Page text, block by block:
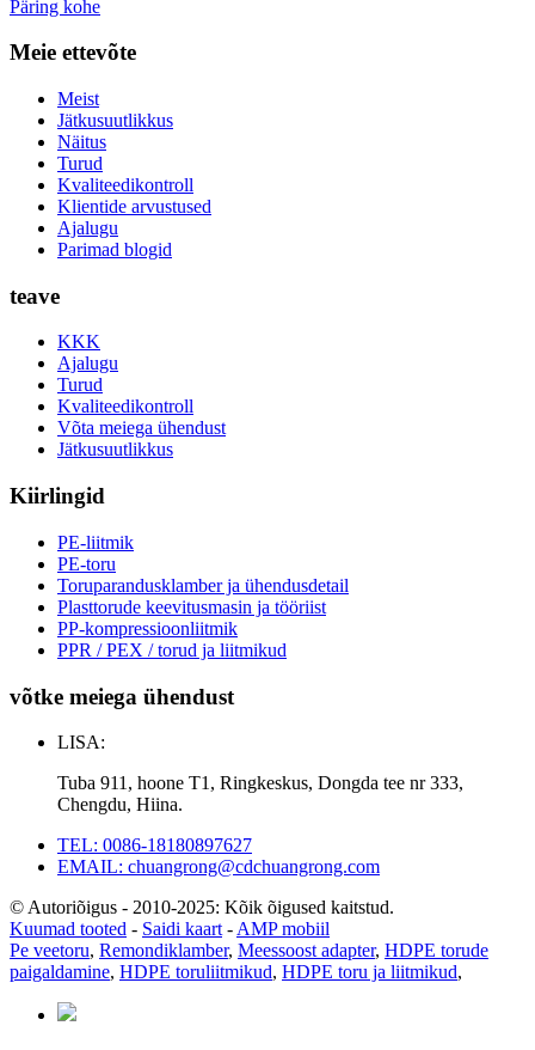
Päring kohe
Meie ettevõte
Meist
Jätkusuutlikkus
Näitus
Turud
Kvaliteedikontroll
Klientide arvustused
Ajalugu
Parimad blogid
teave
KKK
Ajalugu
Turud
Kvaliteedikontroll
Võta meiega ühendust
Jätkusuutlikkus
Kiirlingid
PE-liitmik
PE-toru
Toruparandusklamber ja ühendusdetail
Plasttorude keevitusmasin ja tööriist
PP-kompressioonliitmik
PPR / PEX / torud ja liitmikud
võtke meiega ühendust
LISA:
Tuba 911, hoone T1, Ringkeskus, Dongda tee nr 333,
Chengdu, Hiina.
TEL: 0086-18180897627
EMAIL: chuangrong@cdchuangrong.com
© Autoriõigus - 2010-2025: Kõik õigused kaitstud.
Kuumad tooted - Saidi kaart - AMP mobiil
Pe veetoru, Remondiklamber, Meessoost adapter, HDPE torude
paigaldamine, HDPE toruliitmikud, HDPE toru ja liitmikud,